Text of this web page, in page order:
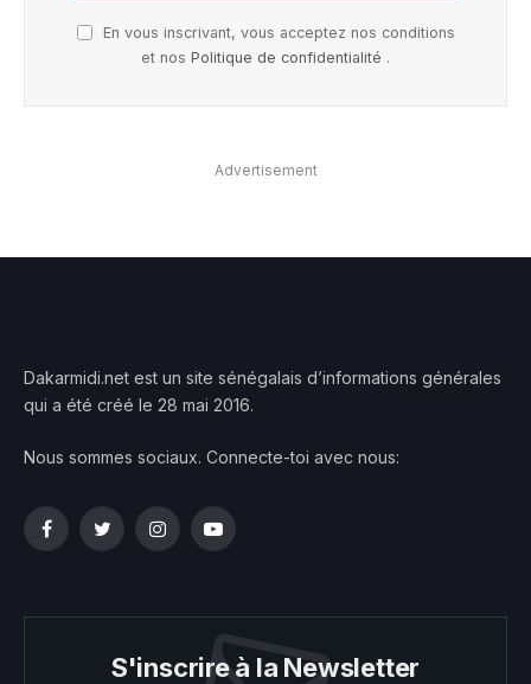
En vous inscrivant, vous acceptez nos conditions
et nos Politique de confidentialité .
Advertisement
Dakarmidi.net est un site sénégalais d’informations générales
qui a été créé le 28 mai 2016.
Nous sommes sociaux. Connecte-toi avec nous:
FacebookTwitterInstagramYouTube
S'inscrire à la Newsletter